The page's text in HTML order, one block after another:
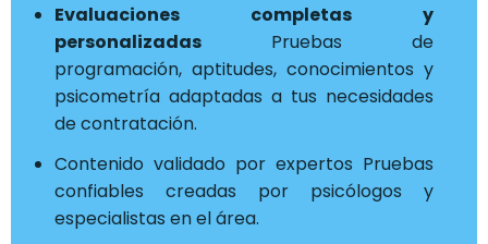
Evaluaciones completas y
personalizadas Pruebas de
programación, aptitudes, conocimientos y
psicometría adaptadas a tus necesidades
de contratación.
Contenido validado por expertos Pruebas
confiables creadas por psicólogos y
especialistas en el área.